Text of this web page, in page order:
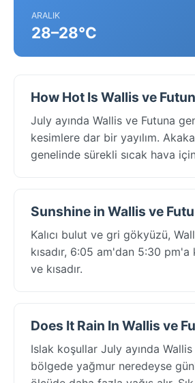
ARALIK
28–28°C
How Hot Is Wallis ve
July ayında Wallis ve Futuna
kesimlere dar bir yayılım.
genelinde sürekli sıcak hava
Sunshine in Wallis ve
Kalıcı bulut ve gri gökyüzü,
kısadır, 6:05 am'dan 5:30
ve kısadır.
Does It Rain In Wallis ve
Islak koşullar July ayında
bölgede yağmur neredeyse